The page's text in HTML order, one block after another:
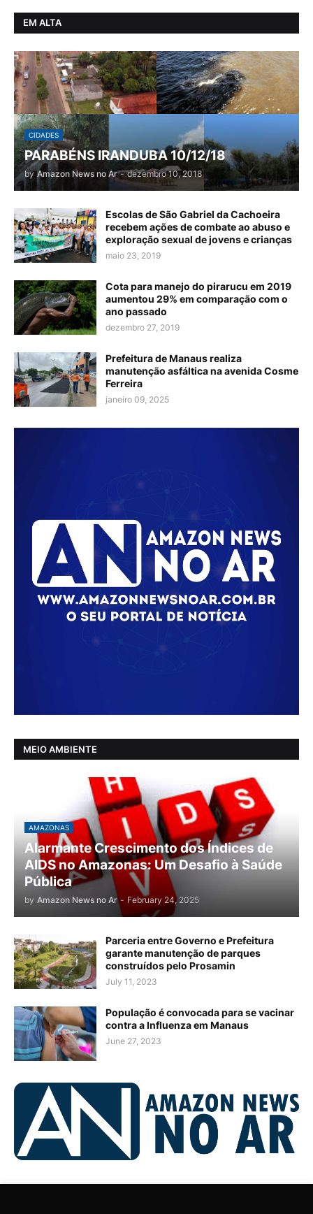
EM ALTA
CIDADES
PARABÉNS IRANDUBA 10/12/18
by Amazon News no Ar - dezembro 10, 2018
Escolas de São Gabriel da Cachoeira
recebem ações de combate ao abuso e
exploração sexual de jovens e crianças
maio 23, 2019
Cota para manejo do pirarucu em 2019
aumentou 29% em comparação com o
ano passado
dezembro 27, 2019
Prefeitura de Manaus realiza
manutenção asfáltica na avenida Cosme
Ferreira
janeiro 09, 2025
MEIO AMBIENTE
AMAZONAS
Alarmante Crescimento dos Índices de
AIDS no Amazonas: Um Desafio à Saúde
Pública
by Amazon News no Ar - February 24, 2025
Parceria entre Governo e Prefeitura
garante manutenção de parques
construídos pelo Prosamin
July 11, 2023
População é convocada para se vacinar
contra a Influenza em Manaus
June 27, 2023